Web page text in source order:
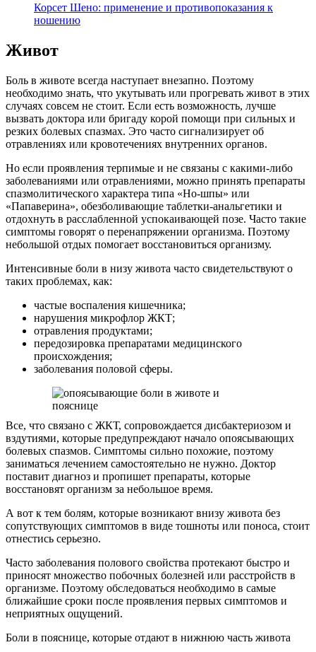
Корсет Шено: применение и противопоказания к
ношению
Живот
Боль в животе всегда наступает внезапно. Поэтому
необходимо знать, что укутывать или прогревать живот в этих
случаях совсем не стоит. Если есть возможность, лучше
вызвать доктора или бригаду корой помощи при сильных и
резких болевых спазмах. Это часто сигнализирует об
отравлениях или кровотечениях внутренних органов.
Но если проявления терпимые и не связаны с какими-либо
заболеваниями или отравлениями, можно принять препараты
спазмолитического характера типа «Но-шпы» или
«Папаверина», обезболивающие таблетки-анальгетики и
отдохнуть в расслабленной успокаивающей позе. Часто такие
симптомы говорят о перенапряжении организма. Поэтому
небольшой отдых помогает восстановиться организму.
Интенсивные боли в низу живота часто свидетельствуют о
таких проблемах, как:
частые воспаления кишечника;
нарушения микрофлор ЖКТ;
отравления продуктами;
передозировка препаратами медицинского
происхождения;
заболевания половой сферы.
Все, что связано с ЖКТ, сопровождается дисбактериозом и
вздутиями, которые предупреждают начало опоясывающих
болевых спазмов. Симптомы сильно похожие, поэтому
заниматься лечением самостоятельно не нужно. Доктор
поставит диагноз и пропишет препараты, которые
восстановят организм за небольшое время.
А вот к тем болям, которые возникают внизу живота без
сопутствующих симптомов в виде тошноты или поноса, стоит
отнестись серьезно.
Часто заболевания полового свойства протекают быстро и
приносят множество побочных болезней или расстройств в
организме. Поэтому обследоваться необходимо в самые
ближайшие сроки после проявления первых симптомов и
неприятных ощущений.
Боли в пояснице, которые отдают в нижнюю часть живота